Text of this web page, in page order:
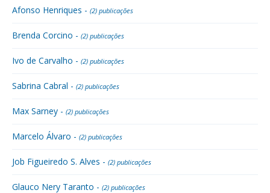
Afonso Henriques - (2) publicações
Brenda Corcino - (2) publicações
Ivo de Carvalho - (2) publicações
Sabrina Cabral - (2) publicações
Max Sarney - (2) publicações
Marcelo Álvaro - (2) publicações
Job Figueiredo S. Alves - (2) publicações
Glauco Nery Taranto - (2) publicações